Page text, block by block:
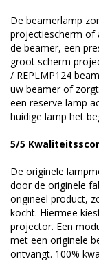
De beamerlamp
projectiescherm of
de beamer, een
groot scherm
/ REPLMP124
uw beamer of
een reserve lamp
huidige lamp het
5/5
De originele
door de originele
origineel product,
kocht. Hiermee
projector. Een
met een originele
ontvangt. 100%